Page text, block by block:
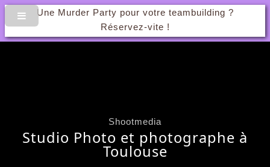
Une Murder Party pour votre teambuilding ?
Réservez-vite !
Shootmedia
Studio Photo et photographe à
Toulouse